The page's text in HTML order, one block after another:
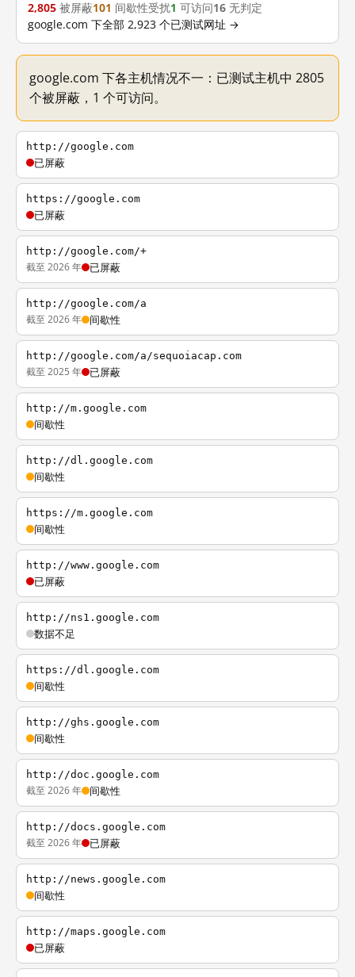
2,805 被屏蔽101 间歇性受扰1 可访问16 无判定
google.com 下全部 2,923 个已测试网址 →
google.com 下各主机情况不一：已测试主机中 2805
个被屏蔽，1 个可访问。
http://google.com
已屏蔽
https://google.com
已屏蔽
http://google.com/+
截至 2026 年 已屏蔽
http://google.com/a
截至 2026 年 间歇性
http://google.com/a/sequoiacap.com
截至 2025 年 已屏蔽
http://m.google.com
间歇性
http://dl.google.com
间歇性
https://m.google.com
间歇性
http://www.google.com
已屏蔽
http://ns1.google.com
数据不足
https://dl.google.com
间歇性
http://ghs.google.com
间歇性
http://doc.google.com
截至 2026 年 间歇性
http://docs.google.com
截至 2026 年 已屏蔽
http://news.google.com
间歇性
http://maps.google.com
已屏蔽